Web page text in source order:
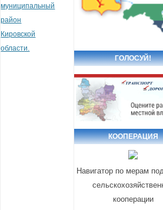
муниципальный
район
Кировской
области.
ГОЛОСУЙ!
КООПЕРАЦИЯ
Навигатор по мерам
кооперации